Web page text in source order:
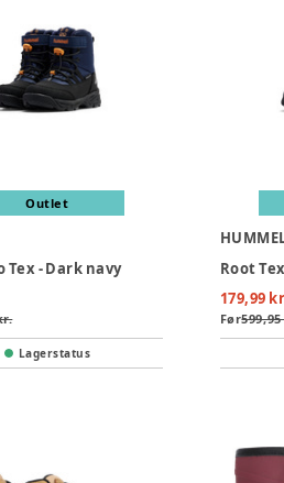
Outlet
Tex - Dark navy
Lagerstatus
Root
179,99
Før